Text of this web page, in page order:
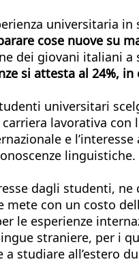
universitaria
cose nuove su
dei giovani italiani a
si attesta al 24%,
universitari
lavorativa
e
linguistiche.
dagli studenti,
mete con un costo
le esperienze
straniere, per i
a studiare all’estero